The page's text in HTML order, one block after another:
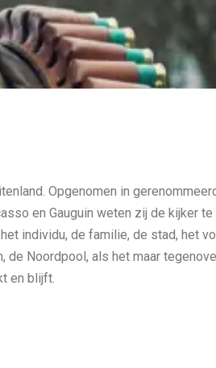
Opgenomen in
en Gauguin weten zij de kijker
individu, de familie, de stad, het
de Noordpool, als het maar
en blijft.